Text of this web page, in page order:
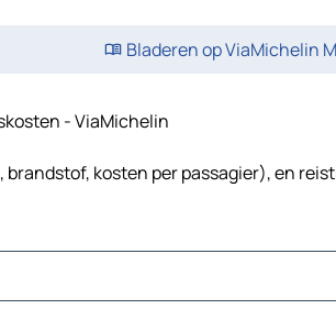
Bladeren op ViaMichelin
- ViaMichelin
kosten per passagier), en